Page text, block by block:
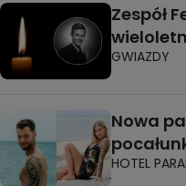
Zespół
GWIAZDY
Nowa
HOTEL